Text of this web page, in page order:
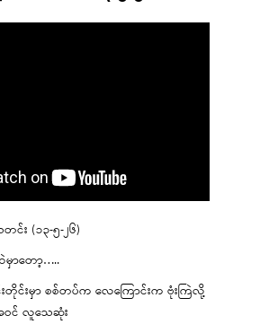
င်း (၁၃-၅-၂၆)
ာတော့…..
းတိုင်းမှာ စစ်တပ်က လေကြောင်းက ဗုံးကြဲလို့
ဝင် လူသေဆုံး